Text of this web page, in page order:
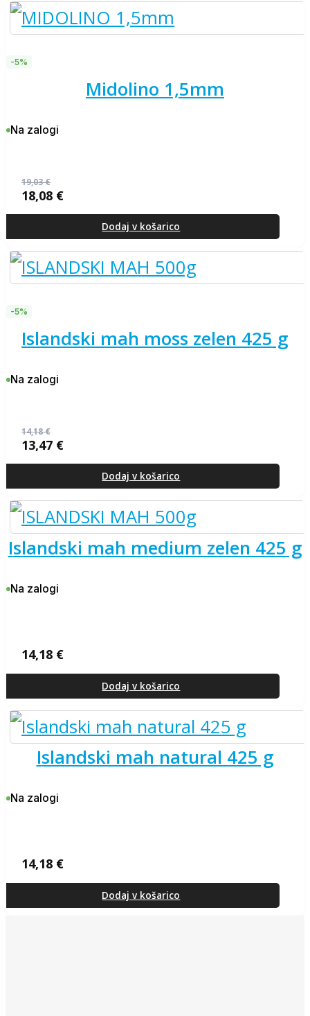
-5%
midolino 1,5mm
Na zalogi
19,03€
cena
19,03 €.
18,08 €
cena
Dodaj v košarico
-5%
islandski mah moss zelen 425 g
Na zalogi
14,18€
cena
14,18 €.
13,47 €
cena
Dodaj v košarico
islandski mah medium zelen 425 g
Na zalogi
14,18 €
Dodaj v košarico
islandski mah natural 425 g
Na zalogi
14,18 €
Dodaj v košarico